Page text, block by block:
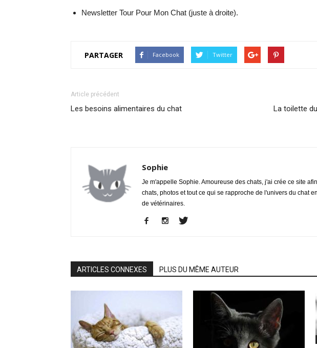
Newsletter Tour Pour Mon Chat (juste à droite).
PARTAGER Facebook Twitter
Article précédent
Les besoins alimentaires du chat
La toilette
Sophie
Je m'appelle Sophie. Amoureuse des chats, j'ai crée ce site
chats, photos et tout ce qui se rapproche de l'univers du chat
de vétérinaires.
ARTICLES CONNEXES PLUS DU MÊME AUTEUR